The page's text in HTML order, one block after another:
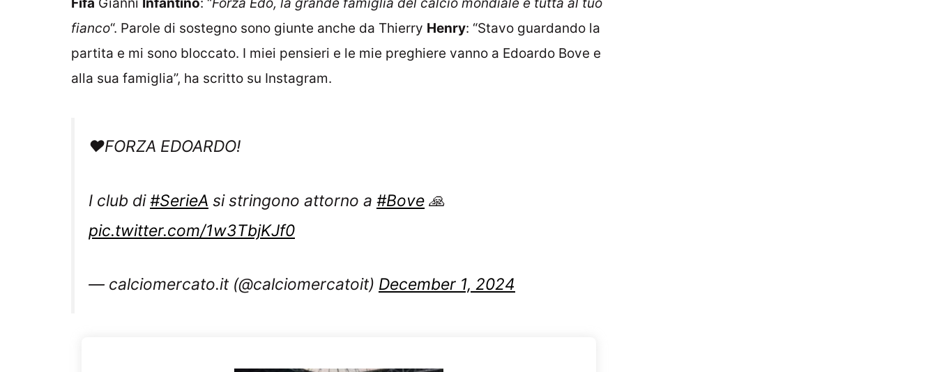
fianco“. Parole di sostegno sono giunte anche da Thierry Henry: “Stavo guardando la
partita e mi sono bloccato. I miei pensieri e le mie preghiere vanno a Edoardo Bove e
alla sua famiglia”, ha scritto su Instagram.
❤️FORZA EDOARDO!
I club di #SerieA si stringono attorno a #Bove 🙏
pic.twitter.com/1w3TbjKJf0
— calciomercato.it (@calciomercatoit) December 1, 2024